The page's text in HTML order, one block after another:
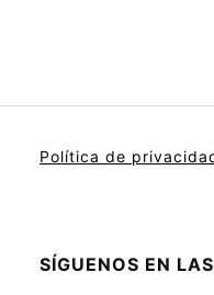
Política de
SÍGUENOS EN